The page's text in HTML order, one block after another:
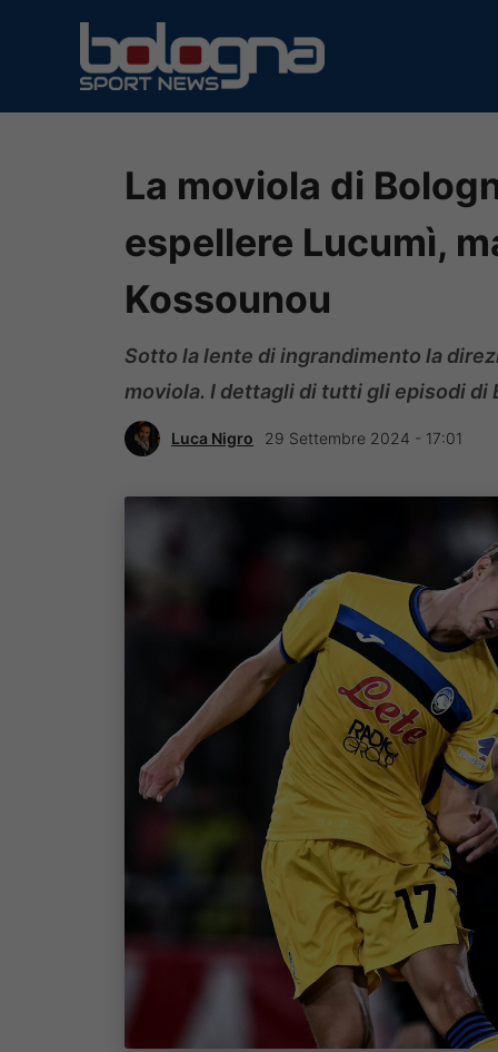
contenuto
La moviola di
espellere Lucumì,
Kossounou
Sotto la lente di ingrandimento la
moviola. I dettagli di tutti gli episodi di
Luca Nigro 29 Settembre 2024 - 17:01